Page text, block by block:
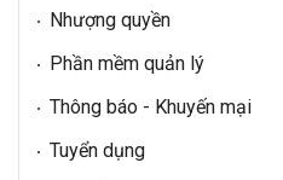
Nhượng quyền
Phần mềm quản lý
Thông báo - Khuyến mại
Tuyển dụng